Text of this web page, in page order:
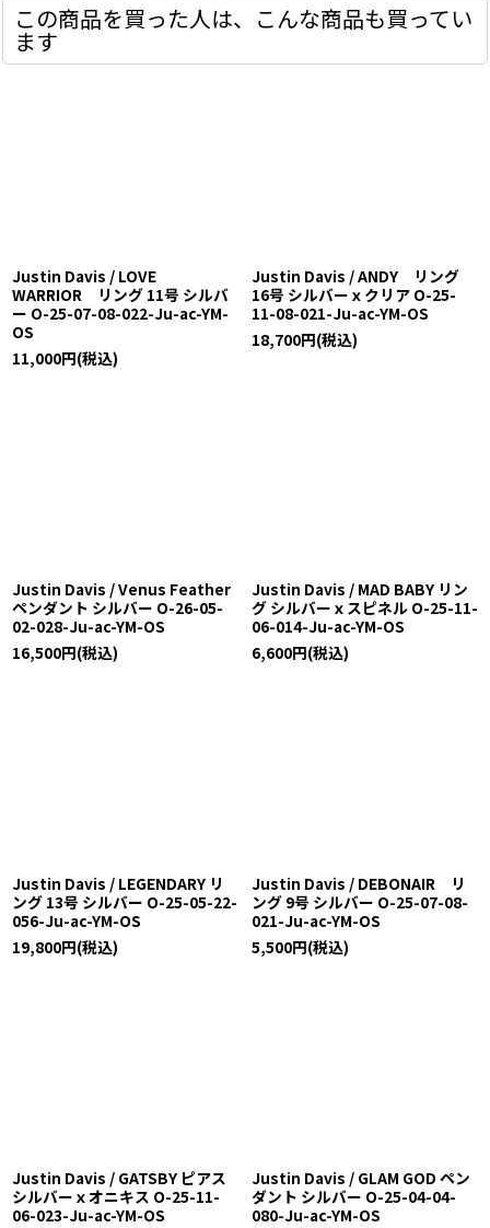
この商品を買った人は、こんな商品も買ってい
ます
Justin Davis / LOVE
WARRIOR リング 11号 シルバ
ー O-25-07-08-022-Ju-ac-YM-
OS
11,000円(税込)
Justin Davis / ANDY リング
16号 シルバーｘクリア O-25-
11-08-021-Ju-ac-YM-OS
18,700円(税込)
Justin Davis / Venus Feather
ペンダント シルバー O-26-05-
02-028-Ju-ac-YM-OS
16,500円(税込)
Justin Davis / MAD BABY リン
グ シルバーｘスピネル O-25-11-
06-014-Ju-ac-YM-OS
6,600円(税込)
Justin Davis / LEGENDARY リ
ング 13号 シルバー O-25-05-22-
056-Ju-ac-YM-OS
19,800円(税込)
Justin Davis / DEBONAIR リ
ング 9号 シルバー O-25-07-08-
021-Ju-ac-YM-OS
5,500円(税込)
Justin Davis / GATSBY ピアス
シルバーｘオニキス O-25-11-
06-023-Ju-ac-YM-OS
Justin Davis / GLAM GOD ペン
ダント シルバー O-25-04-04-
080-Ju-ac-YM-OS